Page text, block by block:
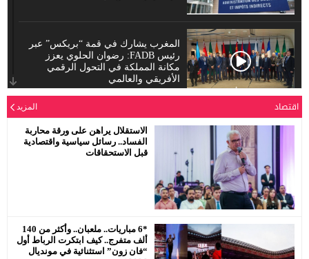
المغرب يشارك في قمة “بريكس” عبر
رئيس FADB: رضوان الحلوي يعزز
مكانة المملكة في التحول الرقمي
الأفريقي والعالمي
الدورة العادية للمجلس الإقليمي لحزب
الاستقلال بمفتشية عين الشق سيدي
معروف
رئيس جماعة البروج / اقليم سطات : لا
نصره.
اقتصاد المزيد
الاستقلال يراهن على ورقة محاربة
الفساد.. رسائل سياسية واقتصادية
قبل الاستحقاقات
*6 مباريات.. ملعبان.. وأكثر من 140
ألف متفرج.. كيف ابتكرت الرباط أول
“فان زون” استثنائية في مونديال